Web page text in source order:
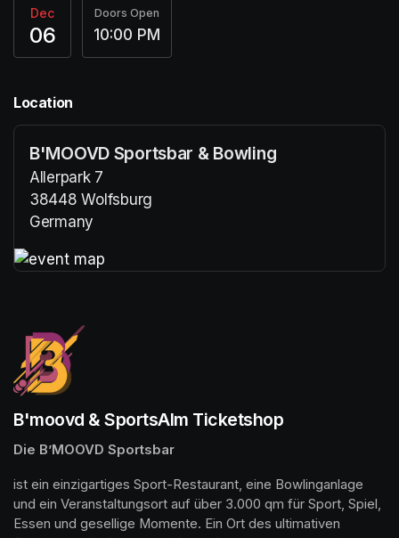
Dec
06
Doors Open
10:00 PM
Location
B'MOOVD Sportsbar & Bowling
Allerpark 7
38448 Wolfsburg
Germany
B'moovd & SportsAlm Ticketshop
Die B’MOOVD Sportsbar
ist ein einzigartiges Sport-Restaurant, eine Bowlinganlage
und ein Veranstaltungsort auf über 3.000 qm für Sport, Spiel,
Essen und gesellige Momente. Ein Ort des ultimativen